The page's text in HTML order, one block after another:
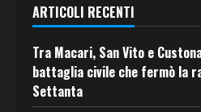
ARTICOLI RECENTI
Tra Macari, San Vito e
battaglia civile che fermò la
Settanta